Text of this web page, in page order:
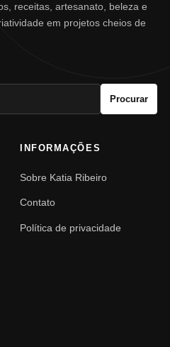
receitas, artesanato, beleza e
em projetos cheios de
Procurar
INFORMAÇÕES
Sobre Katia Ribeiro
Contato
Política de privacidade